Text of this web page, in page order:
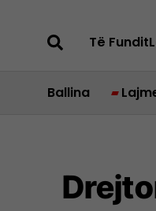
Të Fundit
Ballina